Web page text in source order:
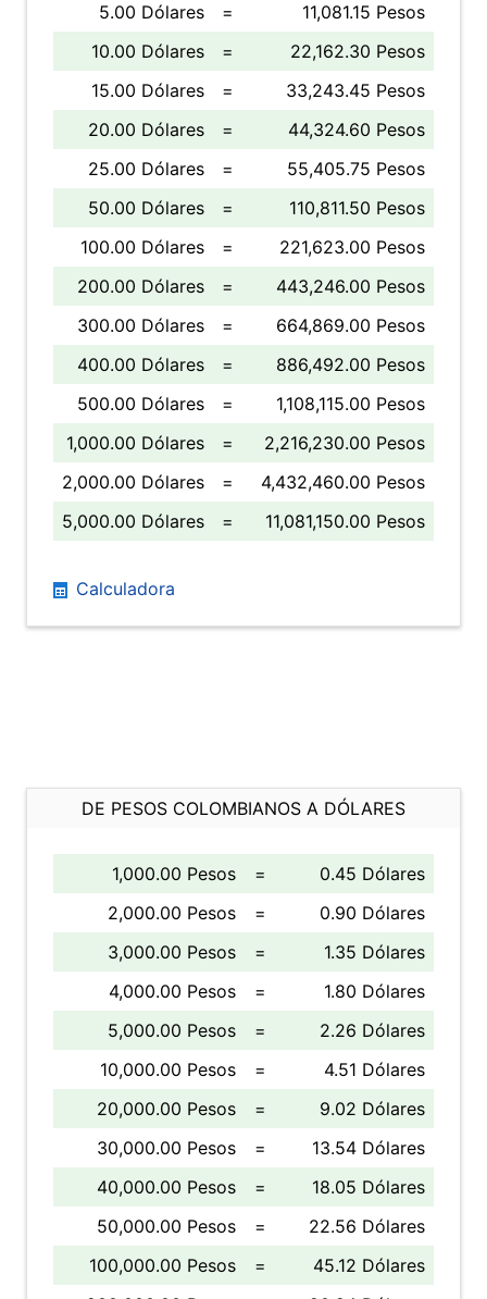
5.00 Dólares
=
11,081.15 Pesos
10.00 Dólares
=
22,162.30 Pesos
15.00 Dólares
=
33,243.45 Pesos
20.00 Dólares
=
44,324.60 Pesos
25.00 Dólares
=
55,405.75 Pesos
50.00 Dólares
=
110,811.50 Pesos
100.00 Dólares
=
221,623.00 Pesos
200.00 Dólares
=
443,246.00 Pesos
300.00 Dólares
=
664,869.00 Pesos
400.00 Dólares
=
886,492.00 Pesos
500.00 Dólares
=
1,108,115.00 Pesos
1,000.00 Dólares
=
2,216,230.00 Pesos
2,000.00 Dólares
=
4,432,460.00 Pesos
5,000.00 Dólares
= 11,081,150.00 Pesos
Calculadora
DE PESOS COLOMBIANOS A DÓLARES
1,000.00 Pesos =
0.45 Dólares
2,000.00 Pesos
=
0.90 Dólares
3,000.00 Pesos
=
1.35 Dólares
4,000.00 Pesos
=
1.80 Dólares
5,000.00 Pesos
=
2.26 Dólares
10,000.00 Pesos
=
4.51 Dólares
20,000.00 Pesos
=
9.02 Dólares
30,000.00 Pesos
=
13.54 Dólares
40,000.00 Pesos
=
18.05 Dólares
50,000.00 Pesos
=
22.56 Dólares
100,000.00 Pesos
=
45.12 Dólares